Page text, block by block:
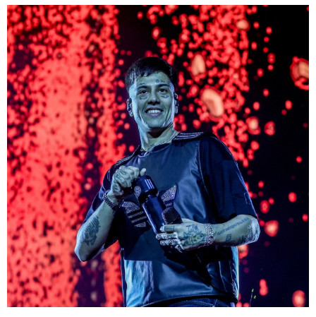
ESPECTÁCULOS
GEEKERS
MÚSICA
ENTRETENIMIENTO
INICIO
RADIO SPLENDID
CONTACTO